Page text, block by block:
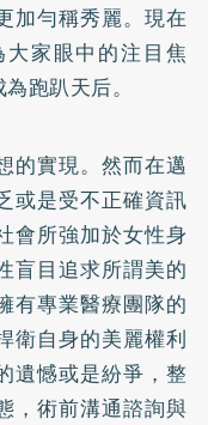
加勻稱秀麗。現在
家眼中的注目焦
跑趴天后。
的實現。然而在邁
或是受不正確資訊
會所強加於女性身
盲目追求所謂美的
有專業醫療團隊的
衛自身的美麗權利
遺憾或是紛爭，整
，術前溝通諮詢與